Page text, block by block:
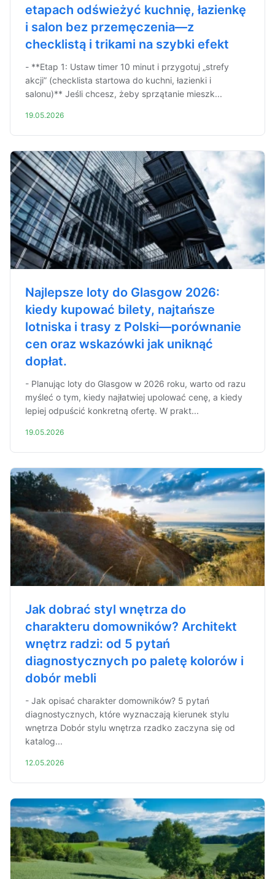
etapach odświeżyć kuchnię, łazienkę
i salon bez przemęczenia—z
checklistą i trikami na szybki efekt
- **Etap 1: Ustaw timer 10 minut i przygotuj „strefy
akcji” (checklista startowa do kuchni, łazienki i
salonu)** Jeśli chcesz, żeby sprzątanie mieszk...
19.05.2026
Najlepsze loty do Glasgow 2026:
kiedy kupować bilety, najtańsze
lotniska i trasy z Polski—porównanie
cen oraz wskazówki jak uniknąć
dopłat.
- Planując loty do Glasgow w 2026 roku, warto od razu
myśleć o tym, kiedy najłatwiej upolować cenę, a kiedy
lepiej odpuścić konkretną ofertę. W prakt...
19.05.2026
Jak dobrać styl wnętrza do
charakteru domowników? Architekt
wnętrz radzi: od 5 pytań
diagnostycznych po paletę kolorów i
dobór mebli
- Jak opisać charakter domowników? 5 pytań
diagnostycznych, które wyznaczają kierunek stylu
wnętrza Dobór stylu wnętrza rzadko zaczyna się od
katalog...
12.05.2026